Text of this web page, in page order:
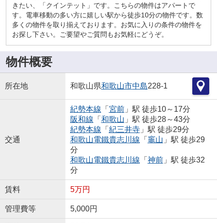
きたい、「クインテット」です。こちらの物件はアパートで
す。電車移動の多い方に嬉しい駅から徒歩10分の物件です。数
多くの物件を取り揃えております。お気に入りの条件の物件を
お探し下さい。ご要望やご質問もお気軽にどうぞ。
物件概要
所在地 和歌山県和歌山市中島228-1
交通
紀勢本線 「 宮前」駅 徒歩10～17分
阪和線 「 和歌山 」駅 徒歩28～43分
紀勢本線 「 紀三井寺」駅 徒歩29分
和歌山電鐵貴志川線 「 竈山 」駅 徒歩29
分
和歌山電鐵貴志川線 「 神前」駅 徒歩32
分
賃料 5万円
管理費等 5,000円